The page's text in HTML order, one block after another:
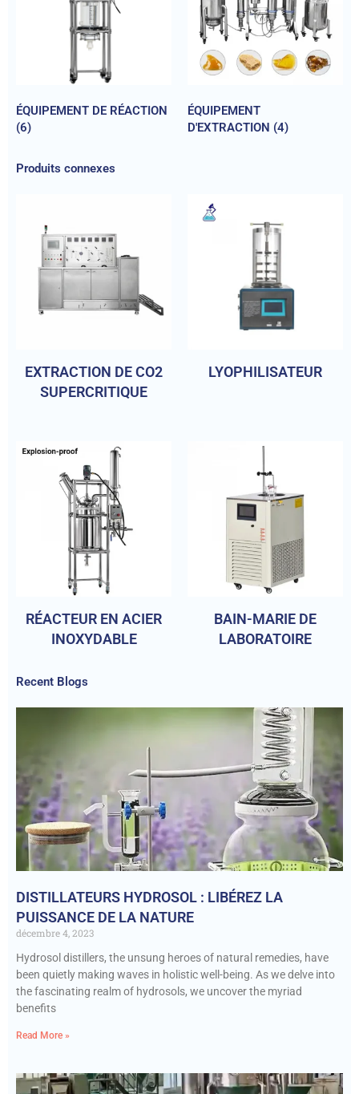
ÉQUIPEMENT DE RÉACTION
(6)
ÉQUIPEMENT
D'EXTRACTION (4)
Produits connexes
EXTRACTION DE CO2
SUPERCRITIQUE
LYOPHILISATEUR
RÉACTEUR EN ACIER
INOXYDABLE
BAIN-MARIE DE
LABORATOIRE
Recent Blogs
DISTILLATEURS HYDROSOL : LIBÉREZ LA
PUISSANCE DE LA NATURE
décembre 4, 2023
Hydrosol distillers, the unsung heroes of natural remedies, have
been quietly making waves in holistic well-being. As we delve into
the fascinating realm of hydrosols, we uncover the myriad
benefits
Read More »